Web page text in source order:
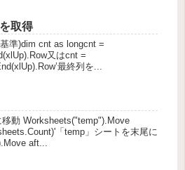
取得
準)dim cnt as longcnt =
又はcnt =
最終列を...
動 Worksheets("temp").Move
「temp」シートを末尾に
aft...